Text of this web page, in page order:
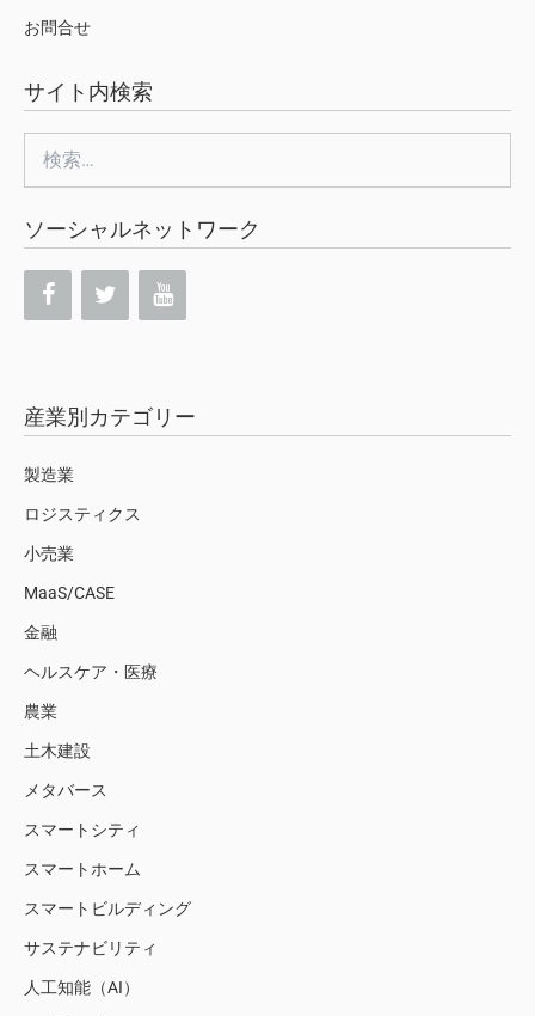
お問合せ
サイト内検索
索:
ソーシャルネットワーク
産業別カテゴリー
製造業
ロジスティクス
小売業
MaaS/CASE
金融
ヘルスケア・医療
農業
土木建設
メタバース
スマートシティ
スマートホーム
スマートビルディング
サステナビリティ
人工知能（AI）